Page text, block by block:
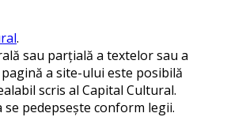
.
sau parțială a textelor sau a
a site-ului este posibilă
scris al Capital Cultural.
pedepsește conform legii.